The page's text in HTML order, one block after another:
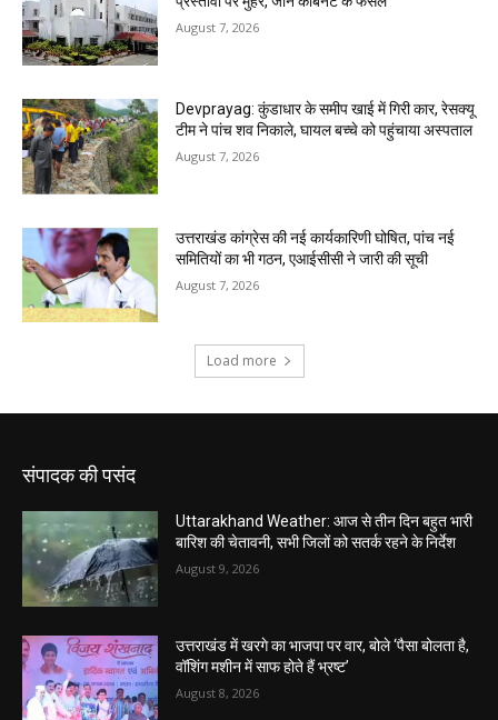
संपादक की पसंद
Uttarakhand Weather: आज से तीन दिन बहुत भारी
बारिश की चेतावनी, सभी जिलों को सतर्क रहने के निर्देश
August 9, 2026
उत्तराखंड में खरगे का भाजपा पर वार, बोले ‘पैसा बोलता है,
वॉशिंग मशीन में साफ होते हैं भ्रष्ट’
August 8, 2026